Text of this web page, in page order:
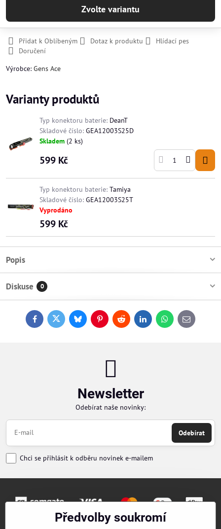
Zvolte variantu
Přidat k Oblíbeným Dotaz k produktu
Hlídací pes
Doručení
Výrobce: Gens Ace
Varianty produktů
Typ konektoru baterie: DeanT
Skladové číslo: GEA12003S25D
Skladem (2 ks)
599 Kč
Typ konektoru baterie: Tamiya
Skladové číslo: GEA12003S25T
Vyprodáno
599 Kč
Popis
Diskuse 0
FacebookTwitterBlueskyPinterestReddit LinkedInWhatsApp
E-
mail
Newsletter
Odebírat naše novinky:
Odebírat
Chci se přihlásit k odběru novinek e-mailem
Předvolby soukromí